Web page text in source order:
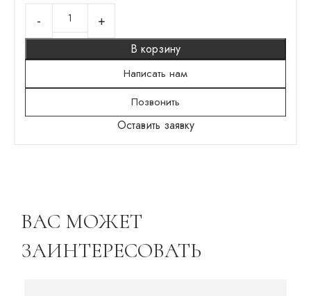
В корзину
Написать нам
Позвонить
Оставить заявку
ВАС МОЖЕТ
ЗАИНТЕРЕСОВАТЬ